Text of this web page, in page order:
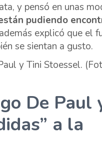
y pensó en unas
pudiendo
explicó que el
se sientan a gusto.
De Paul
a la